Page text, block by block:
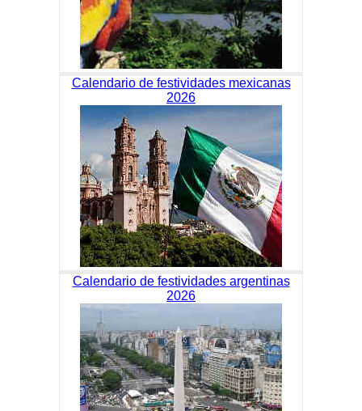
Calendario de festividades mexicanas
2026
Calendario de festividades argentinas
2026